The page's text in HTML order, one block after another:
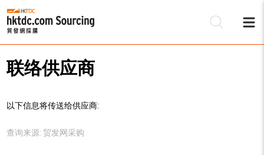
联络供应商
以下信息将传送给供应商:
查询来源: 贸发网采购